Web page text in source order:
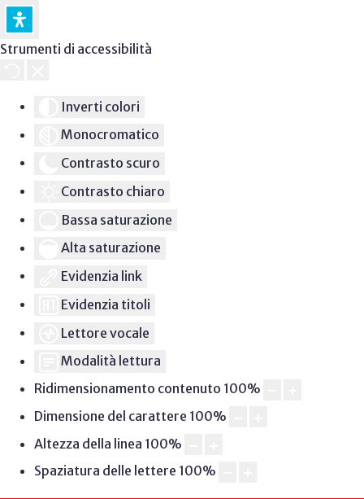
Strumenti di accessibilità
Inverti colori
Monocromatico
Contrasto scuro
Contrasto chiaro
Bassa saturazione
Alta saturazione
Evidenzia link
Evidenzia titoli
Lettore vocale
Modalità lettura
Ridimensionamento contenuto 100%
Dimensione del carattere 100%
Altezza della linea 100%
Spaziatura delle lettere 100%